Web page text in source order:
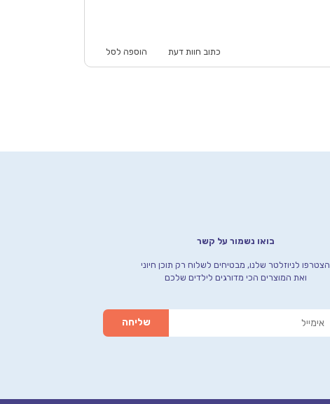
כתוב חוות דעת הוספה לסל
בואו נשמור על קשר
הצטרפו לניוזלטר שלנו, מבטיחים לשלוח רק תוכן חיוני
ואת המוצרים הכי מדורגים לילדים שלכם